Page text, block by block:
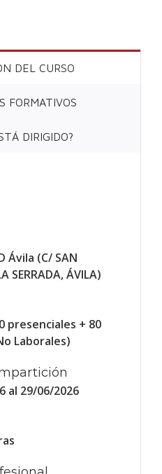
DEL CURSO
FORMATIVOS
DIRIGIDO?
Ávila (C/ SAN
SERRADA, ÁVILA)
presenciales + 80
Laborales)
al 29/06/2026